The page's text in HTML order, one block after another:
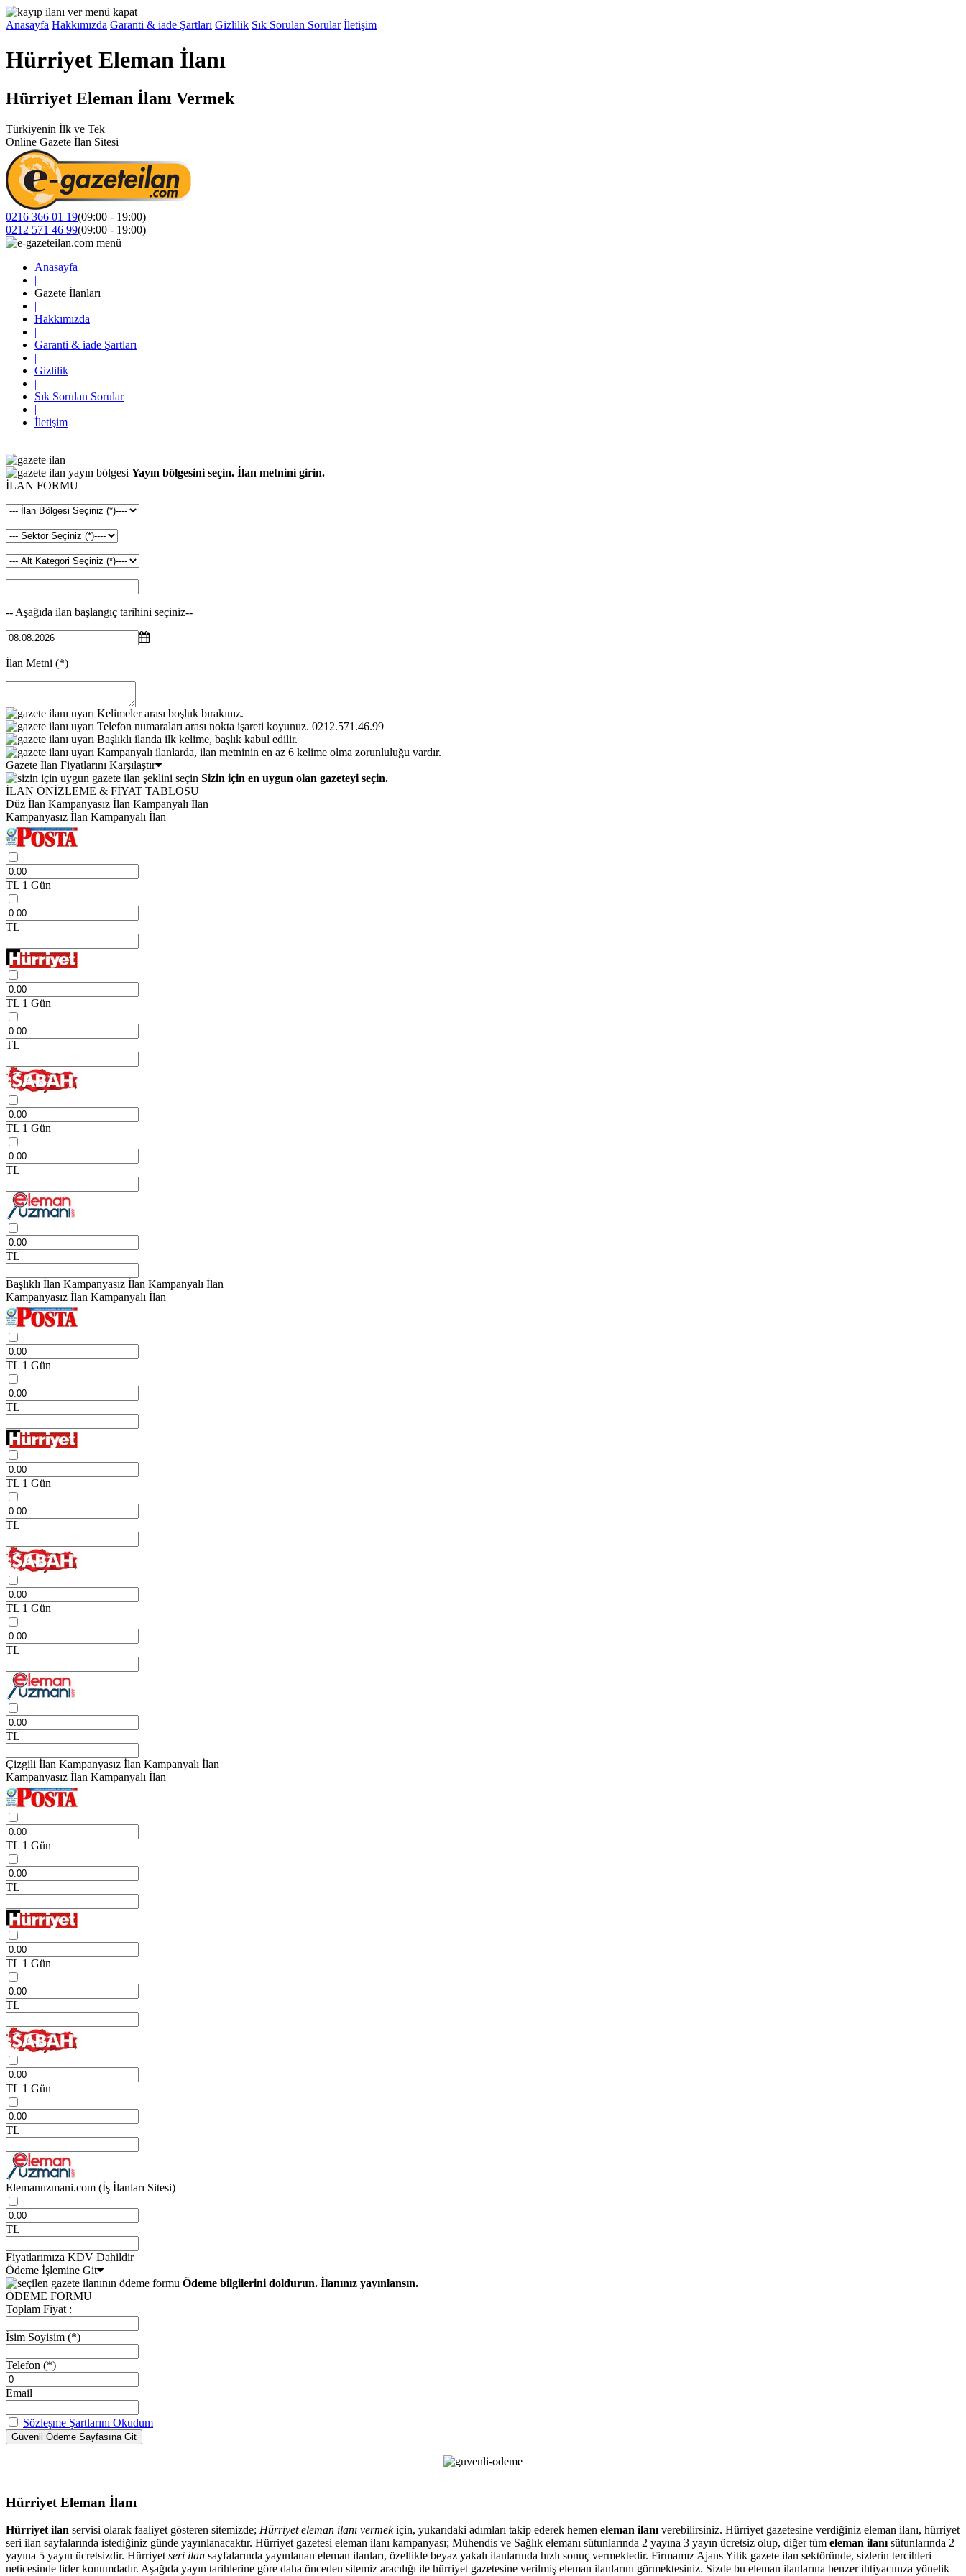
Anasayfa Hakkımızda Garanti & iade Şartları Gizlilik Sık Sorulan Sorular İletişim
Hürriyet Eleman İlanı
Hürriyet Eleman İlanı Vermek
Türkiyenin İlk ve Tek
Online Gazete İlan Sitesi
0216 366 01 19(09:00 - 19:00)
0212 571 46 99(09:00 - 19:00)
Anasayfa
|
Gazete İlanları
|
Hakkımızda
|
Garanti & iade Şartları
|
Gizlilik
|
Sık Sorulan Sorular
|
İletişim
Yayın bölgesini seçin. İlan metnini girin.
İLAN FORMU
-- Aşağıda ilan başlangıç tarihini seçiniz--
İlan Metni (*)
Kelimeler arası boşluk bırakınız.
Telefon numaraları arası nokta işareti koyunuz. 0212.571.46.99
Başlıklı ilanda ilk kelime, başlık kabul edilir.
Kampanyalı ilanlarda, ilan metninin en az 6 kelime olma zorunluluğu vardır.
Gazete İlan Fiyatlarını Karşılaştır
Sizin için en uygun olan gazeteyi seçin.
İLAN ÖNİZLEME & FİYAT TABLOSU
Düz İlan Kampanyasız İlan Kampanyalı İlan
Kampanyasız İlan Kampanyalı İlan
TL 1 Gün
TL
TL 1 Gün
TL
TL 1 Gün
TL
TL
Başlıklı İlan Kampanyasız İlan Kampanyalı İlan
Kampanyasız İlan Kampanyalı İlan
TL 1 Gün
TL
TL 1 Gün
TL
TL 1 Gün
TL
TL
Çizgili İlan Kampanyasız İlan Kampanyalı İlan
Kampanyasız İlan Kampanyalı İlan
TL 1 Gün
TL
TL 1 Gün
TL
TL 1 Gün
TL
Elemanuzmani.com (İş İlanları Sitesi)
TL
Fiyatlarımıza KDV Dahildir
Ödeme İşlemine Git
Ödeme bilgilerini doldurun. İlanınız yayınlansın.
ÖDEME FORMU
Toplam Fiyat :
İsim Soyisim (*)
Telefon (*)
Email
Sözleşme Şartlarını Okudum
Hürriyet Eleman İlanı
Hürriyet ilan servisi olarak faaliyet gösteren sitemizde; Hürriyet eleman ilanı vermekiçin, yukarıdaki adımları takip ederek hemen eleman ilanı verebilirsiniz. Hürriyet gazetesine verdiğiniz eleman ilanı, hürriyet
seri ilan sayfalarında istediğiniz günde yayınlanacaktır. Hürriyet gazetesi eleman ilanı kampanyası; Mühendis ve Sağlık elemanı sütunlarında 2 yayına 3 yayın ücretsiz olup, diğer tüm eleman ilanı sütunlarında 2
yayına 5 yayın ücretsizdir. Hürriyet seri ilan sayfalarında yayınlanan eleman ilanları, özellikle beyaz yakalı ilanlarında hızlı sonuç vermektedir. Firmamız Ajans Yitik gazete ilan sektöründe, sizlerin tercihleri
neticesinde lider konumdadır. Aşağıda yayın tarihlerine göre daha önceden sitemiz aracılığı ile hürriyet gazetesine verilmiş eleman ilanlarını görmektesiniz. Sizde bu eleman ilanlarına benzer ihtiyacınıza yönelik